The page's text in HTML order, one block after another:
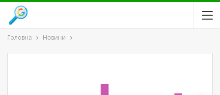
Головна Новини